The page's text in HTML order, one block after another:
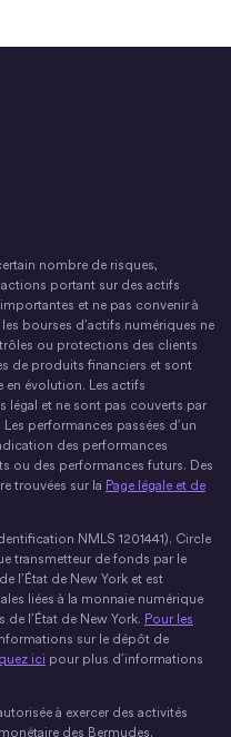
nombre de risques,
portant sur des actifs
et ne pas convenir à
bourses d’actifs numériques ne
ou protections des clients
de produits financiers et sont
en évolution. Les actifs
légal et ne sont pas couverts par
performances passées d’un
des performances
ou des performances futurs. Des
trouvées sur la Page légale et de
NMLS 1201441). Circle
transmetteur de fonds par le
l’État de New York et est
liées à la monnaie numérique
l’État de New York. Pour les
sur le dépôt de
ici pour plus d’informations
à exercer des activités
des Bermudes.